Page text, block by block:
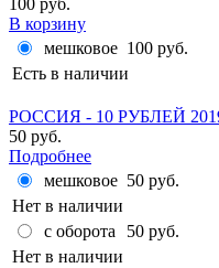
100 руб.
В корзину
мешковое 100 руб.
Есть в наличии
РОССИЯ - 10 РУБЛЕЙ
50 руб.
Подробнее
мешковое 50 руб.
Нет в наличии
с оборота
50 руб.
Нет в наличии